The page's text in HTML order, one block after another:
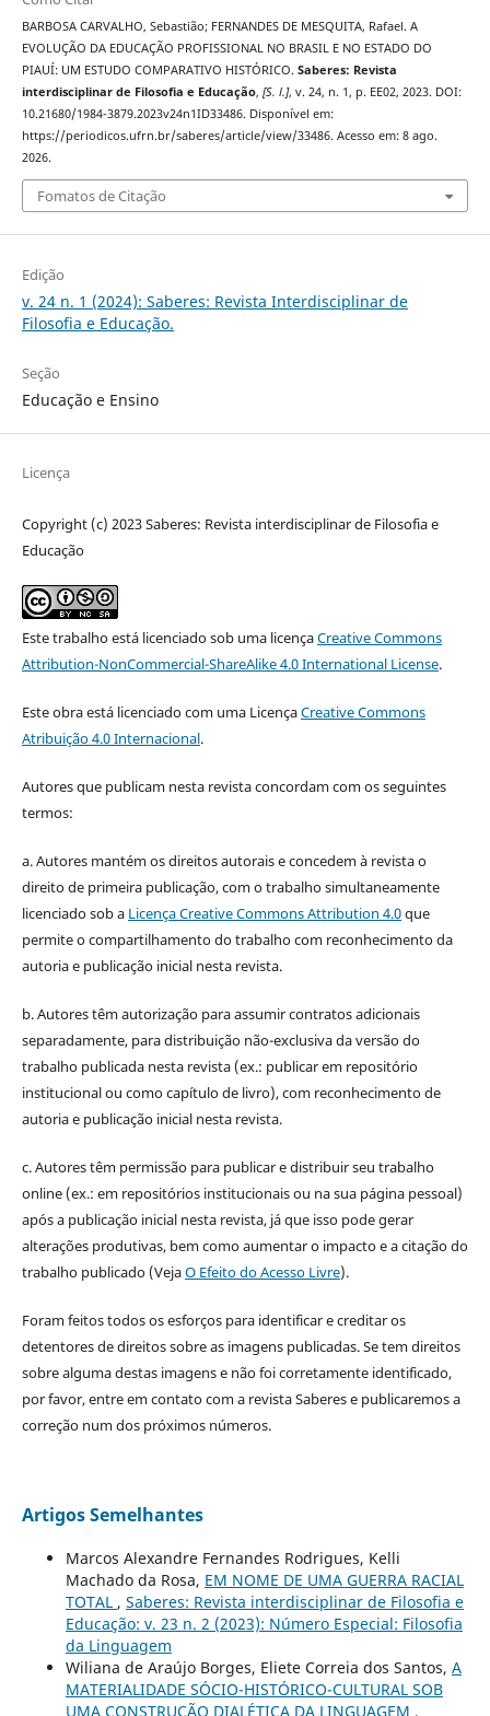
BARBOSA CARVALHO, Sebastião; FERNANDES DE MESQUITA, Rafael. A
EVOLUÇÃO DA EDUCAÇÃO PROFISSIONAL NO BRASIL E NO ESTADO DO
PIAUÍ: UM ESTUDO COMPARATIVO HISTÓRICO. Saberes: Revista
interdisciplinar de Filosofia e Educação, [S. l.], v. 24, n. 1, p. EE02, 2023. DOI:
10.21680/1984-3879.2023v24n1ID33486. Disponível em:
https://periodicos.ufrn.br/saberes/article/view/33486. Acesso em: 8 ago.
2026.
Fomatos de Citação
Edição
v. 24 n. 1 (2024): Saberes: Revista Interdisciplinar de
Filosofia e Educação.
Seção
Educação e Ensino
Licença
Copyright (c) 2023 Saberes: Revista interdisciplinar de Filosofia e
Educação
Este trabalho está licenciado sob uma licençaCreative Commons
Attribution-NonCommercial-ShareAlike 4.0 International License.
Este obra está licenciado com uma LicençaCreative Commons
Atribuição 4.0 Internacional.
Autores que publicam nesta revista concordam com os seguintes
termos:
a. Autores mantém os direitos autorais e concedem à revista o
direito de primeira publicação, com o trabalho simultaneamente
licenciado sob a Licença Creative Commons Attribution 4.0que
permite o compartilhamento do trabalho com reconhecimento da
autoria e publicação inicial nesta revista.
b. Autores têm autorização para assumir contratos adicionais
separadamente, para distribuição não-exclusiva da versão do
trabalho publicada nesta revista (ex.: publicar em repositório
institucional ou como capítulo de livro), com reconhecimento de
autoria e publicação inicial nesta revista.
c. Autores têm permissão para publicar e distribuir seu trabalho
online (ex.: em repositórios institucionais ou na sua página pessoal)
após a publicação inicial nesta revista, já que isso pode gerar
alterações produtivas, bem como aumentar o impacto e a citação do
trabalho publicado (VejaO Efeito do Acesso Livre).
Foram feitos todos os esforços para identificar e creditar os
detentores de direitos sobre as imagens publicadas. Se tem direitos
sobre alguma destas imagens e não foi corretamente identificado,
por favor, entre em contato com a revista Saberes e publicaremos a
correção num dos próximos números.
Artigos Semelhantes
Marcos Alexandre Fernandes Rodrigues, Kelli
Machado da Rosa, EM NOME DE UMA GUERRA RACIAL
TOTAL , Saberes: Revista interdisciplinar de Filosofia e
Educação: v. 23 n. 2 (2023): Número Especial: Filosofia
da Linguagem
Wiliana de Araújo Borges, Eliete Correia dos Santos, A
MATERIALIDADE SÓCIO-HISTÓRICO-CULTURAL SOB
UMA CONSTRUÇÃO DIALÉTICA DA LINGUAGEM ,